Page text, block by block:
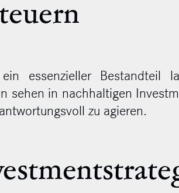
essenzieller Bestandteil
sehen in nachhaltigen
zu agieren.